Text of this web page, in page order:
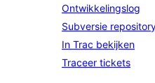
Ontwikkelingslog
Subversie
In Trac bekijken
Traceer tickets